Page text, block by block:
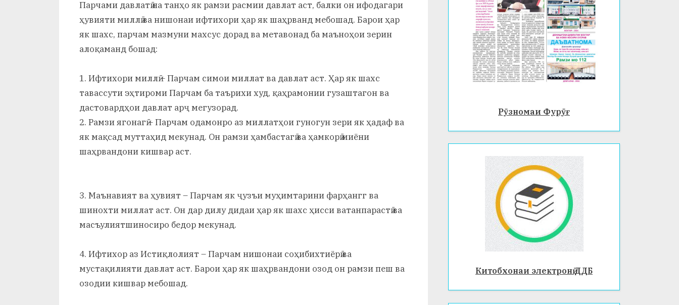
с
р
а
Парчами давлатӣ на танҳо як рамзи расмии давлат аст, балки он ифодагари
ҳувияти миллӣ ва нишонаи ифтихори ҳар як шаҳрванд мебошад. Барои ҳар
як шахс, парчам мазмуни махсус дорад ва метавонад ба маъноҳои зерин
алоқаманд бошад:
1. Ифтихори миллӣ – Парчам симои миллат ва давлат аст. Ҳар як шахс
тавассути эҳтироми Парчам ба таърихи худ, қаҳрамонии гузаштагон ва
дастовардҳои давлат арҷ мегузорад.
2. Рамзи ягонагӣ – Парчам одамонро аз миллатҳои гуногун зери як ҳадаф ва
як мақсад муттаҳид мекунад. Он рамзи ҳамбастагӣ ва ҳамкорӣ миёни
шаҳрвандони кишвар аст.
3. Маънавият ва ҳувият – Парчам як ҷузъи муҳимтарини фарҳангг ва
шинохти миллат аст. Он дар дилу дидаи ҳар як шахс ҳисси ватанпарастӣ ва
масъулиятшиносиро бедор мекунад.
4. Ифтихор аз Истиқлолият – Парчам нишонаи соҳибихтиёрӣ ва
мустақилияти давлат аст. Барои ҳар як шаҳрвандони озод он рамзи пеш ва
озодии кишвар мебошад.
Рӯзномаи Фурӯғ
Китобхонаи электронӣ ДДБ